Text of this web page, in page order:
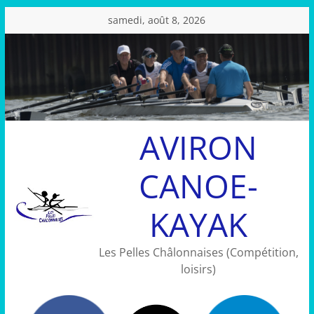
au
samedi, août 8, 2026
AVIRON
CANOE-
KAYAK
Les Pelles Châlonnaises (Compétition,
loisirs)